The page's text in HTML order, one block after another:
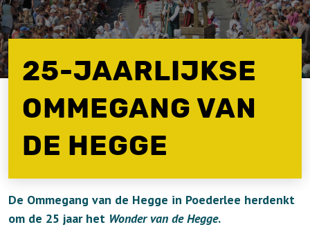
25-JAARLIJKSE
OMMEGANG VAN
DE HEGGE
De Ommegang van de Hegge in Poederlee herdenkt
om de 25 jaar het Wonder van de Hegge.